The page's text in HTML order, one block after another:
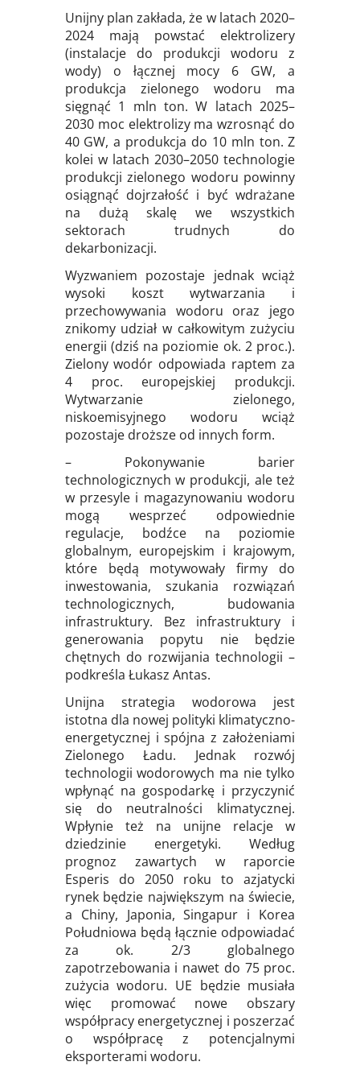
Unijny plan zakłada, że w latach 2020–
2024 mają powstać elektrolizery
(instalacje do produkcji wodoru z
wody) o łącznej mocy 6 GW, a
produkcja zielonego wodoru ma
sięgnąć 1 mln ton. W latach 2025–
2030 moc elektrolizy ma wzrosnąć do
40 GW, a produkcja do 10 mln ton. Z
kolei w latach 2030–2050 technologie
produkcji zielonego wodoru powinny
osiągnąć dojrzałość i być wdrażane
na dużą skalę we wszystkich
sektorach trudnych do
dekarbonizacji.
Wyzwaniem pozostaje jednak wciąż
wysoki koszt wytwarzania i
przechowywania wodoru oraz jego
znikomy udział w całkowitym zużyciu
energii (dziś na poziomie ok. 2 proc.).
Zielony wodór odpowiada raptem za
4 proc. europejskiej produkcji.
Wytwarzanie zielonego,
niskoemisyjnego wodoru wciąż
pozostaje droższe od innych form.
– Pokonywanie barier
technologicznych w produkcji, ale też
w przesyle i magazynowaniu wodoru
mogą wesprzeć odpowiednie
regulacje, bodźce na poziomie
globalnym, europejskim i krajowym,
które będą motywowały firmy do
inwestowania, szukania rozwiązań
technologicznych, budowania
infrastruktury. Bez infrastruktury i
generowania popytu nie będzie
chętnych do rozwijania technologii –
podkreśla Łukasz Antas.
Unijna strategia wodorowa jest
istotna dla nowej polityki klimatyczno-
energetycznej i spójna z założeniami
Zielonego Ładu. Jednak rozwój
technologii wodorowych ma nie tylko
wpłynąć na gospodarkę i przyczynić
się do neutralności klimatycznej.
Wpłynie też na unijne relacje w
dziedzinie energetyki. Według
prognoz zawartych w raporcie
Esperis do 2050 roku to azjatycki
rynek będzie największym na świecie,
a Chiny, Japonia, Singapur i Korea
Południowa będą łącznie odpowiadać
za ok. 2/3 globalnego
zapotrzebowania i nawet do 75 proc.
zużycia wodoru. UE będzie musiała
więc promować nowe obszary
współpracy energetycznej i poszerzać
o współpracę z potencjalnymi
eksporterami wodoru.